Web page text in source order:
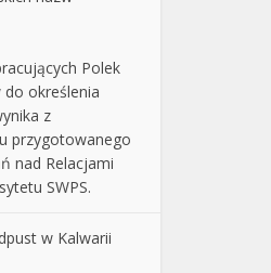
Polek
określenia
z
przygotowanego
nad Relacjami
SWPS.
w Kalwarii